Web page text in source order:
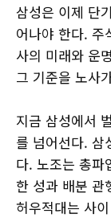
삼성은 이제 단
어나야 한다. 주
사의 미래와 운
그 기준을 노사
지금 삼성에서
를 넘어선다. 삼
다. 노조는 총파
한 성과 배분 관
허우적대는 사